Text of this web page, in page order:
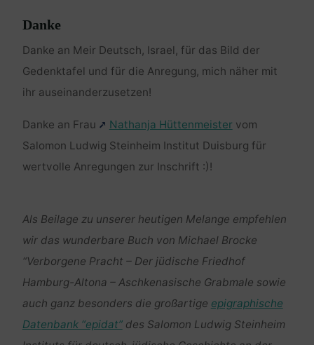
Danke
Danke an Meir Deutsch, Israel, für das Bild der
Gedenktafel und für die Anregung, mich näher mit
ihr auseinanderzusetzen!
Danke an Frau Nathanja Hüttenmeister vom
Salomon Ludwig Steinheim Institut Duisburg für
wertvolle Anregungen zur Inschrift :)!
Als Beilage zu unserer heutigen Melange empfehlen
wir das wunderbare Buch von Michael Brocke
“Verborgene Pracht – Der jüdische Friedhof
Hamburg-Altona – Aschkenasische Grabmale sowie
auch ganz besonders die großartige epigraphische
Datenbank “epidat”des Salomon Ludwig Steinheim